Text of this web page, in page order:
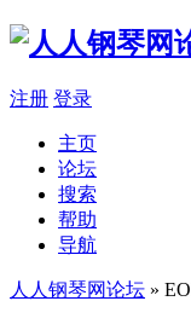
注册 登录
主页
论坛
搜索
帮助
导航
人人钢琴网论坛 »